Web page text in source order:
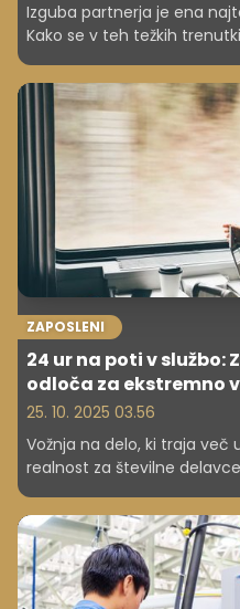
Izguba partnerja je ena
Kako se v teh težkih
birokracijo, finance in
v vsakdanjem življenju?
znajdejo sami – in tistim, ki
ZAPOSLENI
24 ur na poti v službo:
odloča za ekstremno
25. 10. 2025 03.56
Vožnja na delo, ki traja več
realnost za številne
odločajo za takšen
spreminja naše predstave
službo.